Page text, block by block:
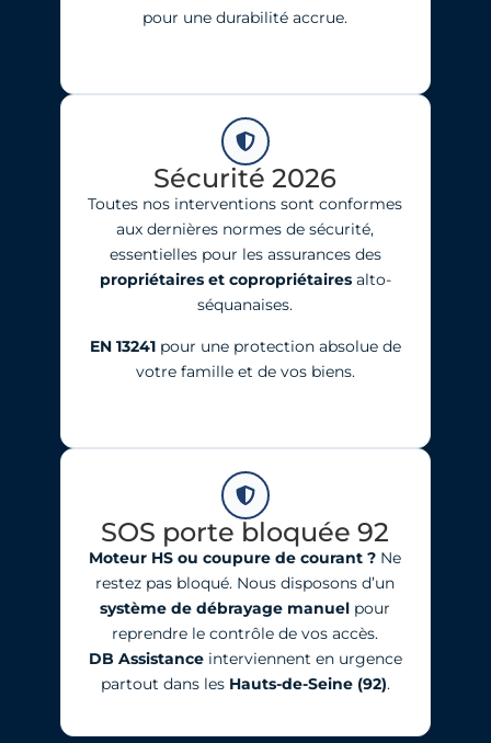
pour une durabilité accrue.
Sécurité 2026
Toutes nos interventions sont conformes
aux dernières normes de sécurité,
essentielles pour les assurances des
propriétaires et copropriétairesalto-
séquanaises.
EN 13241pour une protection absolue de
votre famille et de vos biens.
SOS porte bloquée 92
Moteur HS ou coupure de courant ? Ne
restez pas bloqué. Nous disposons d’un
système de débrayage manuel pour
reprendre le contrôle de vos accès.
DB Assistanceinterviennent en urgence
partout dans les Hauts-de-Seine (92).